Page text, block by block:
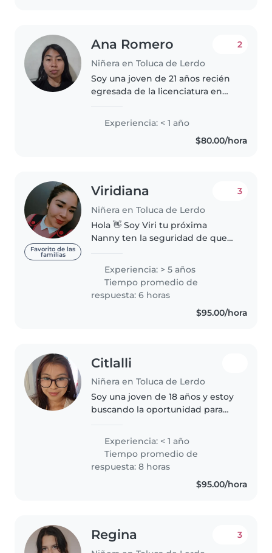
Ana Romero
Niñera en Toluca de Lerdo
2
Soy una joven de 21 años recién
egresada de la licenciatura en
cuidando bebés, niños pequeños
y preescolares. Soy una persona
Experiencia: < 1 año
$80.00/hora
Favorito de las
familias
Viridiana
Niñera en Toluca de Lerdo
3
Hola 👋 Soy Viri tu próxima
Nanny ten la seguridad de que
soy mamá por lo tanto lo tratare
como un hijo,ademas soy..
Experiencia: > 5 años
Tiempo promedio de
respuesta: 6 horas
$95.00/hora
Citlalli
Niñera en Toluca de Lerdo
Soy una joven de 18 años y estoy
buscando la oportunidad para
buscas a alguien se se adapte a
tu horario y me encantaría cuidar
de tu pequeño o pequeña...
Experiencia: < 1 año
Tiempo promedio de
respuesta: 8 horas
$95.00/hora
Regina 3